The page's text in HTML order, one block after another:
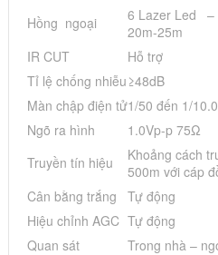
Hồng ngoại
6 Lazer Led –
20m-25m
IR CUT
Hỗ trợ
Tỉ lệ chống nhiễu ≥48dB
Màn chập điện tử1/50 đến 1/
Ngõ ra hình
1.0Vp-p 75Ω
Truyền tín hiệu
Khoảng cách
500m với cáp
Cân bằng trắng
Tự động
Hiệu chỉnh AGC Tự động
Quan sát
Trong nhà –